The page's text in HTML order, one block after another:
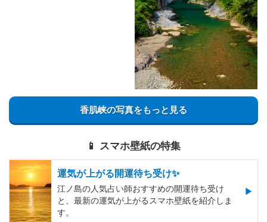
香肌峡の写真をもっと見る
📱 スマホ壁紙の特集
運気が上がる開運待ち受け✨
江ノ島の人気占い師おすすめの開運待ち受け
と、最新の運気が上がるスマホ壁紙を紹介しま
す。